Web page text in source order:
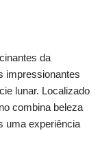
da
impressionantes
lunar. Localizado
combina beleza
uma experiência